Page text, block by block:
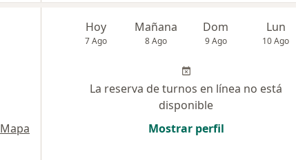
Mapa
Hoy
7 Ago
Mañana
8 Ago
Dom
9 Ago
Lun
10 Ago
La reserva de turnos en línea no está
disponible
Mostrar perfil